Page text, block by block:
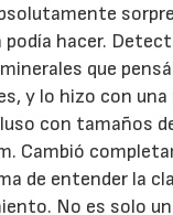
podía hacer.
que
y lo hizo con una
con tamaños
Cambió
de entender la
No es solo